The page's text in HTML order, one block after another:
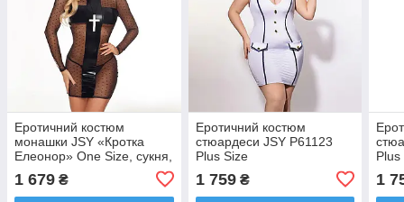
Еротичний костюм
монашки JSY «Кротка
Елеонор» One Size, сукня,
хрест
1 679 ₴
Еротичний костюм
стюардеси JSY P61123
Plus Size
1 759₴
Plus
1